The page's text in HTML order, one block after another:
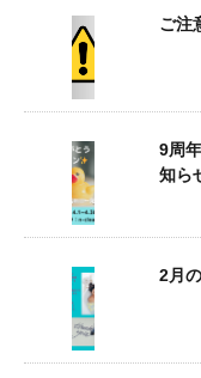
ご注
9周
知ら
2月